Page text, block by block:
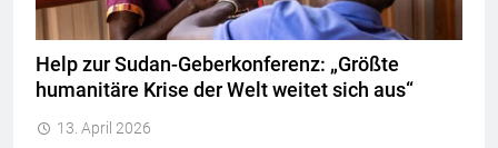
Help zur Sudan-Geberkonferenz: „Größte
humanitäre Krise der Welt weitet sich aus“
13. April 2026